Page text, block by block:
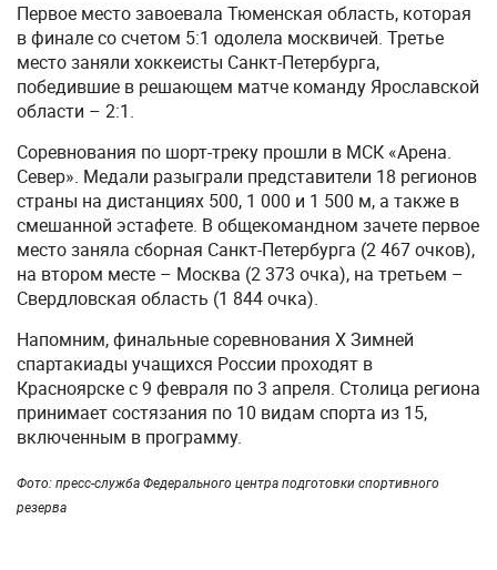
Первое место завоевала Тюменская область, которая
в финале со счетом 5:1 одолела москвичей. Третье
место заняли хоккеисты Санкт-Петербурга,
победившие в решающем матче команду Ярославской
области – 2:1.
Соревнования по шорт-треку прошли в МСК «Арена.
Север». Медали разыграли представители 18 регионов
страны на дистанциях 500, 1 000 и 1 500 м, а также в
смешанной эстафете. В общекомандном зачете первое
место заняла сборная Санкт-Петербурга (2 467 очков),
на втором месте – Москва (2 373 очка), на третьем –
Свердловская область (1 844 очка).
Напомним, финальные соревнования X Зимней
спартакиады учащихся России проходят в
Красноярске с 9 февраля по 3 апреля. Столица региона
принимает состязания по 10 видам спорта из 15,
включенным в программу.
Фото: пресс-служба Федерального центра подготовки спортивного
резерва